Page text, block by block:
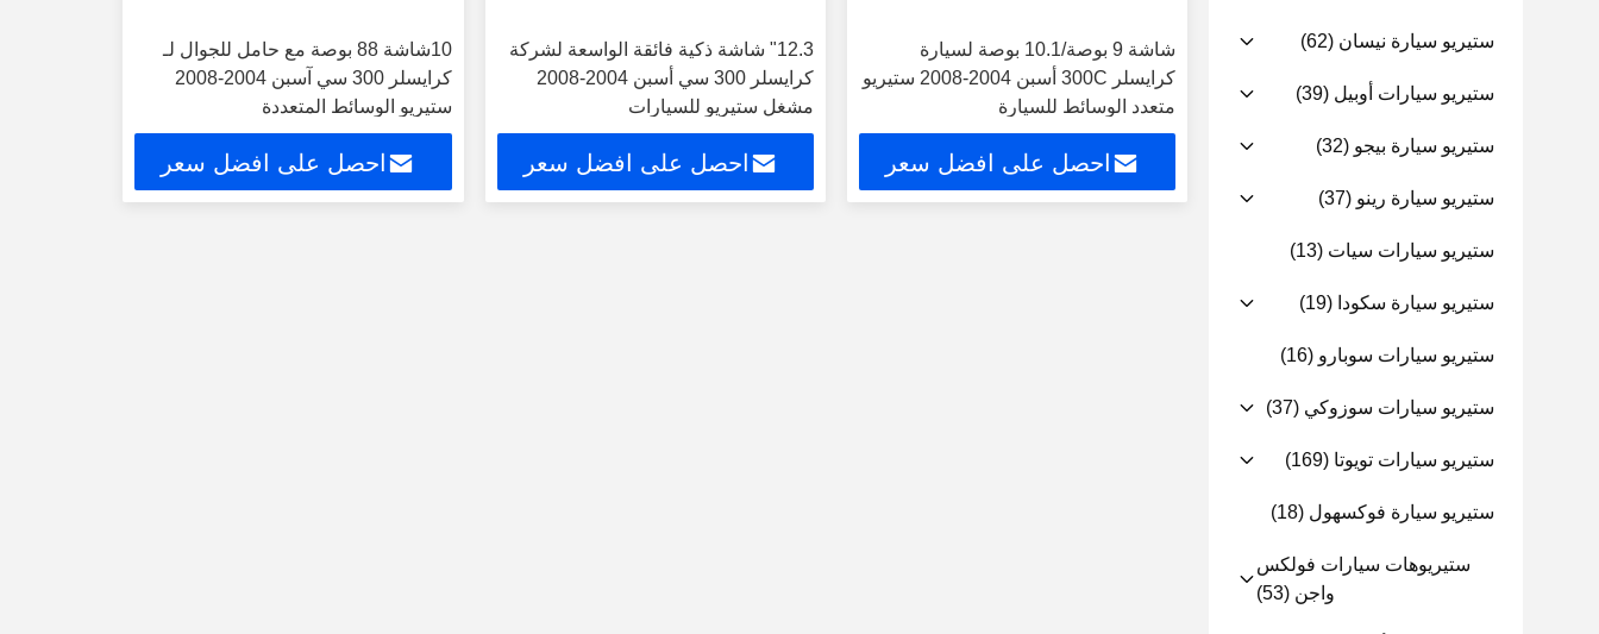
ستيريو سيارة نيسان (62)
ستيريو سيارات أوبيل (39)
ستيريو سيارة بيجو (32)
ستيريو سيارة رينو (37)
ستيريو سيارات سيات (13)
ستيريو سيارة سكودا (19)
ستيريو سيارات سوبارو (16)
ستيريو سيارات سوزوكي (37)
ستيريو سيارات تويوتا (169)
ستيريو سيارة فوكسهول (18)
ستيريوهات سيارات فولكس
واجن (53)
شاشة 9 بوصة/10.1 بوصة لسيارة
كرايسلر 300C أسبن 2004-2008 ستيريو
متعدد الوسائط للسيارة
احصل على افضل سعر
12.3" شاشة ذكية فائقة الواسعة لشركة
كرايسلر 300 سي أسبن 2004-2008
مشغل ستيريو للسيارات
احصل على افضل سعر
10شاشة 88 بوصة مع حامل للجوال لـ
كرايسلر 300 سي آسبن 2004-2008
ستيريو الوسائط المتعددة
احصل على افضل سعر